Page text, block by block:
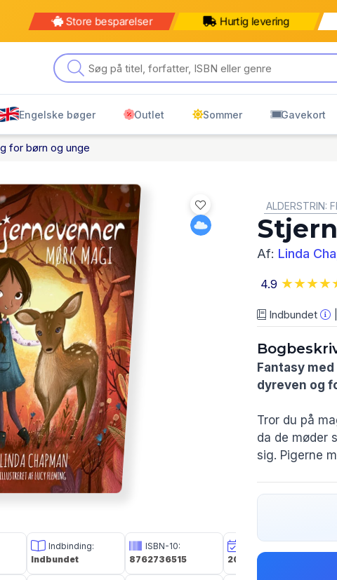
Store besparelser Hurtig levering
Engelske bøger Outlet Sommer Gavekort
for børn og unge
Indbinding:
Indbundet
ISBN-10:
8762736515
20 aug 2021
ALDERSTRIN:
Af: Linda
4.9
Indbundet
Fantasy
dyreven og
Tror du på
da de møder
sig. Pigerne
Sød historie
med
hyggelige
kan læses